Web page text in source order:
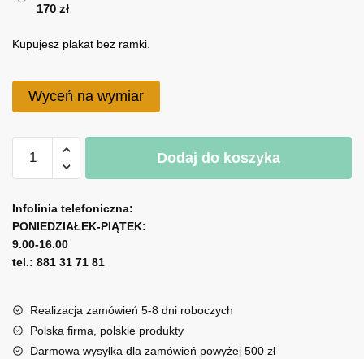
170 zł
Kupujesz plakat bez ramki.
Wyceń na wymiar
Plakat
rano
pranie
Dodaj do koszyka
l
t
e
r
a
t
i
Infolinia telefoniczna:
PONIEDZIAŁEK-PIĄTEK:
9.00-16.00
tel.: 881 31 71 81
Realizacja zamówień 5-8 dni roboczych
Polska firma, polskie produkty
Darmowa wysyłka dla zamówień powyżej 500 zł